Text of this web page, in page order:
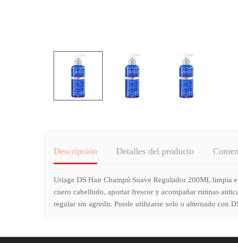
Descripción Detalles del producto
Uriage DS Hair Champú Suave Regulador 200ML limpia
cuero cabelludo, aportar frescor y acompañar rutinas
regular sin agredir. Puede utilizarse solo o alternado con